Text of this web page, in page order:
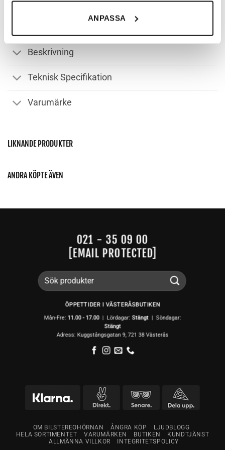
kundtjänst. Du kan läsa mer om våra cookies och för
vilka ändamål de används under ”Anpassa”.
ANPASSA
Beskrivning
Teknisk Specifikation
Varumärke
LIKNANDE PRODUKTER
ANDRA KÖPTE ÄVEN
021 - 35 09 00
[EMAIL PROTECTED]
Sök
efter:
ÖPPETTIDER I VÄSTERÅSBUTIKEN
Mån-Fre: 11.00 - 17.00| Lördagar:Stängt | Söndagar:
Stängt
Adress: Kuggstångsgatan 9, 721 38 Västerås
OM BILSTEREOHÖRNAN ÅNGRA KÖP
LJUDBLOGG
HELA SORTIMENTET
VARUMÄRKEN BUTIKEN
KUNDTJÄNST
ALLMÄNNA VILLKOR
INTEGRITETSPOLICY